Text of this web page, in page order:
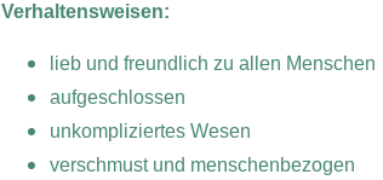
Verhaltensweisen:
lieb und freundlich zu allen Menschen
aufgeschlossen
unkompliziertes Wesen
verschmust und menschenbezogen